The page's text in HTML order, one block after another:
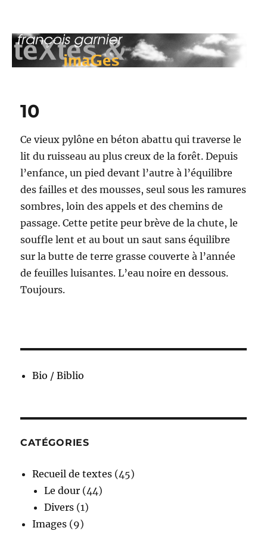
François Garnier : teXtes & imaGes
10
Ce vieux pylône en béton abattu qui traverse le
lit du ruisseau au plus creux de la forêt. Depuis
l’enfance, un pied devant l’autre à l’équilibre
des failles et des mousses, seul sous les ramures
sombres, loin des appels et des chemins de
passage. Cette petite peur brève de la chute, le
souffle lent et au bout un saut sans équilibre
sur la butte de terre grasse couverte à l’année
de feuilles luisantes. L’eau noire en dessous.
Toujours.
Bio / Biblio
CATÉGORIES
Recueil de textes (45)
Le dour (44)
Divers (1)
Images (9)